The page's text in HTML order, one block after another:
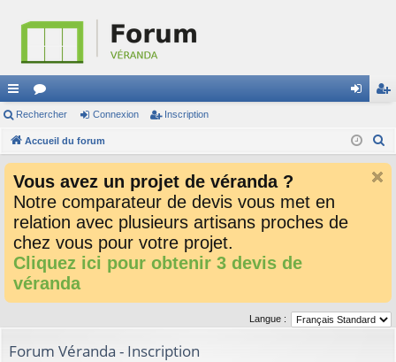
ac
co
ci
or
u
s
ne cri
Rechercher Connexion Inscription
Accueil du forum
r
Vous avez un projet de véranda ?
Notre comparateur de devis vous met en
relation avec plusieurs artisans proches de
chez vous pour votre projet.
Cliquez ici pour obtenir 3 devis de
véranda
Langue :
Forum Véranda - Inscription